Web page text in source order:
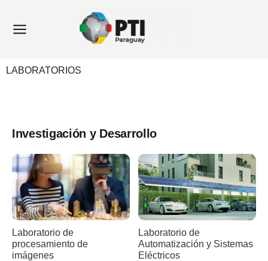
contenido
Menu
LABORATORIOS
Investigación y Desarrollo
Laboratorio de
procesamiento de
imágenes
Laboratorio de
Automatización y Sistemas
Eléctricos